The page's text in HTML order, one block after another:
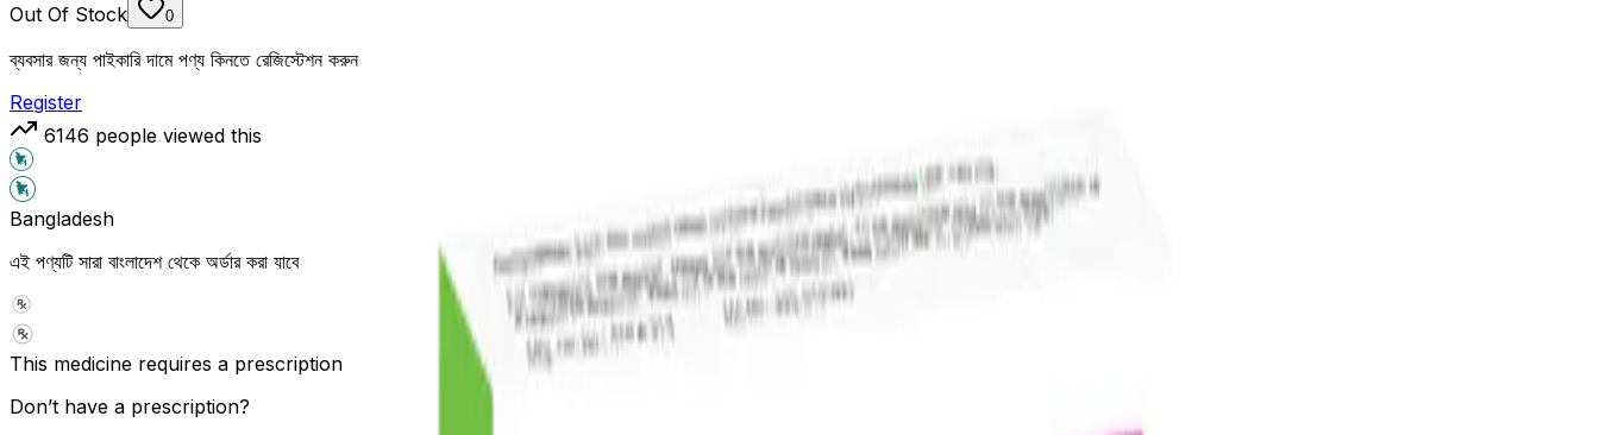
Out Of Stock 0
ব্যবসার জন্য পাইকারি দামে পণ্য কিনতে রেজিস্টেশন করুন
Register
6146 people viewed this
Bangladesh
এই পণ্যটি সারা বাংলাদেশ থেকে অর্ডার করা যাবে
This medicine requires a prescription
Don’t have a prescription?